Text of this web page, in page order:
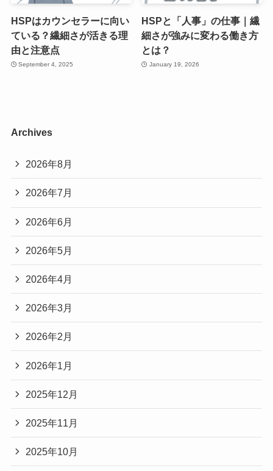
HSPはカウンセラーに向い
ている？繊細さが活きる理
由と注意点
September 4, 2025
HSPと「人事」の仕事｜繊
細さが強みに変わる働き方
とは？
January 19, 2026
Archives
2026年8月
2026年7月
2026年6月
2026年5月
2026年4月
2026年3月
2026年2月
2026年1月
2025年12月
2025年11月
2025年10月